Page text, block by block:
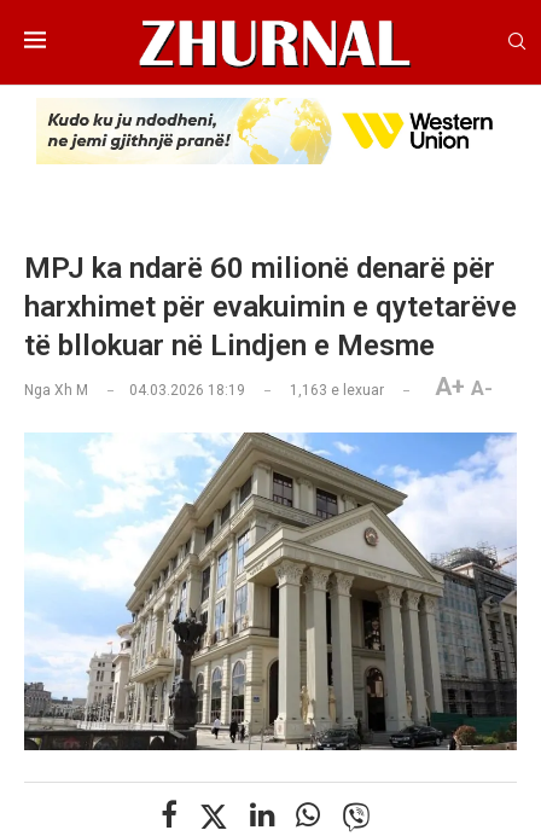
MPJ ka ndarë 60 milionë denarë për
harxhimet për evakuimin e qytetarëve
të bllokuar në Lindjen e Mesme
Nga Xh M 04.03.2026 18:19 1,163 e lexuar A+ A-